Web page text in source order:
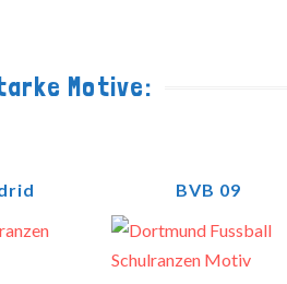
Motive:
BVB 09